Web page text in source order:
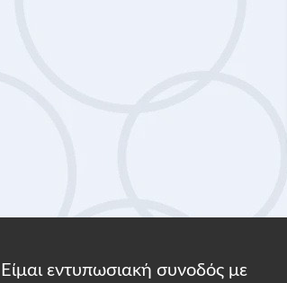
Είμαι εντυπωσιακή συνοδός με